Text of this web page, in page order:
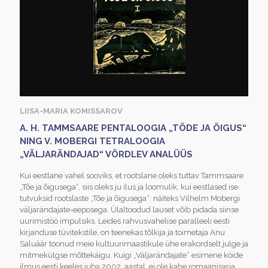
LIISA-MARIA KOMISSAROV
A. H. TAMMSAARE PENTALOOGIA „TÕDE JA ÕIGUS“
NING V. MOBERGI TETRALOOGIA
„VÄLJARÄNDAJAD“ VÕRDLEV ANALÜÜS
Kui eestlane vahel sooviks, et rootslane oleks tuttav Tammsaare
„Tõe ja õigusega“, siis oleks ju ilus ja loomulik, kui eestlased ise
tutvuksid rootslaste „Tõe ja õigusega“: näiteks Vilhelm Mobergi
väljarändajate-eeposega. Ülaltoodud lauset võib pidada siinse
uurimistöö impulsiks. Leides rahvusvahelise paralleeli eesti
kirjanduse tüvitekstile, on teenekas tõlkija ja toimetaja Anu
Saluäär toonud meie kultuurimaastikule ühe erakordselt julge ja
mitmekülgse mõttekäigu. Kuigi „Väljarändajate“ esimene köide